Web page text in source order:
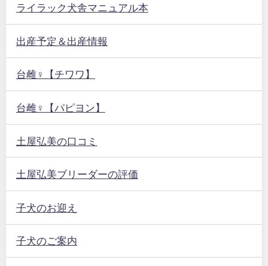
ライラック犬舎マニュアル本
出産予定＆出産情報
台雌♀【チワワ】
台雌♀【パピヨン】
土屋弘美の口コミ
土屋弘美ブリーダーの評価
子犬のお迎え
子犬のご案内